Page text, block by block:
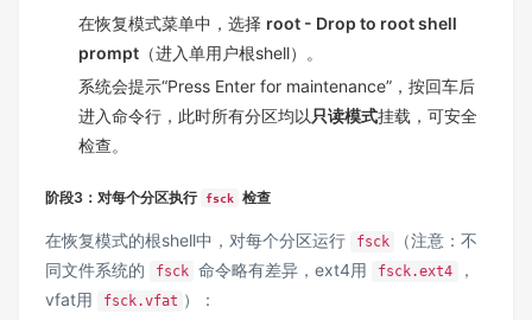
在恢复模式菜单中，选择 root - Drop to root shell
prompt （进入单用户根shell）。
系统会提示“Press Enter for maintenance”，按回车后
进入命令行，此时所有分区均以 只读模式挂载，可安全
检查。
阶段3：对每个分区执行 fsck 检查
在恢复模式的根shell中，对每个分区运行 fsck
（注意：不
同文件系统的
fsck 命令略有差异，ext4用 fsck.ext4
，
vfat用
fsck.vfat ）：